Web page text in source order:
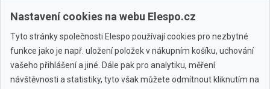
Zobrazit další
Nastavení cookies na webu Elespo.cz
Tyto stránky společnosti Elespo používají cookies pro nezbytné
funkce jako je např. uložení položek v nákupním košíku, uchování
vašeho přihlášení a jiné. Dále pak pro analytiku, měření
návštěvnosti a statistiky, tyto však můžete odmítnout kliknutím na